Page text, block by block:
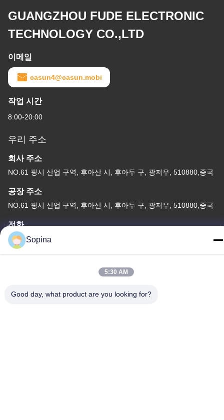
GUANGZHOU FUDE ELECTRONIC
TECHNOLOGY CO.,LTD
이메일
casun4@casun.mobi
작업 시간
8:00-20:00
우리 주소
회사 주소
NO.61 핑시 산업 구역, 후아산 시, 후아두 구, 광저우, 510880,중국
공장 주소
NO.61 핑시 산업 구역, 후아산 시, 후아두 구, 광저우, 510880,중국
전화
86-13539447986
중국 상등품 하이브리드 스테퍼 모터 공급자. 저작권 (c) 2023-2026
Sopina
5:30 AM
Good day, what product are you looking for?